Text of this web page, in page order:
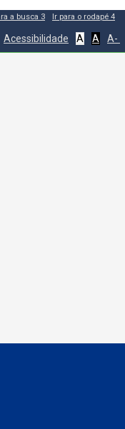
a busca 3 Ir para o rodapé 4
Acessibilidade A A A-